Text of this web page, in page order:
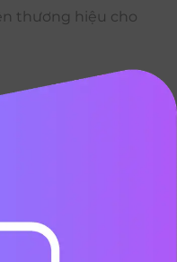
thương hiệu cho